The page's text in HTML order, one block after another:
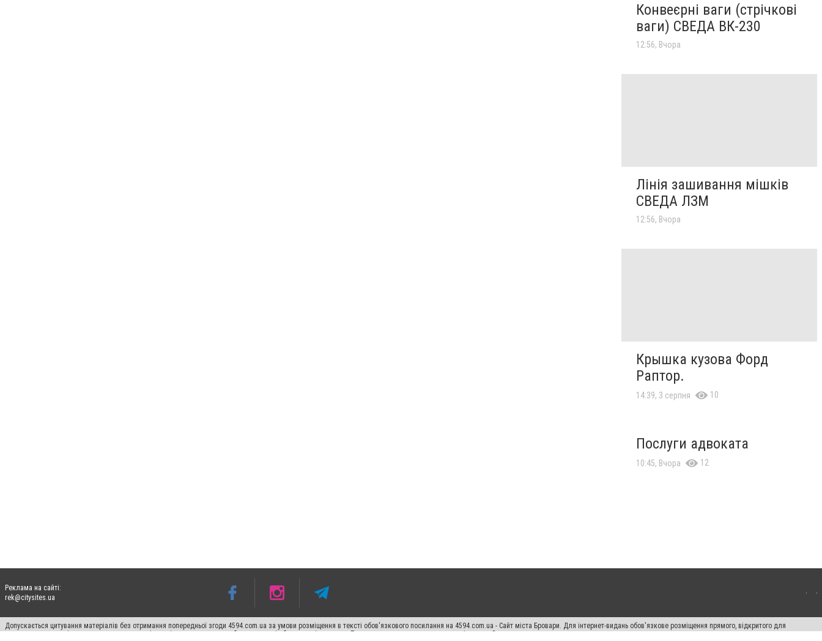
Конвеєрні ваги (стрічкові
ваги) СВЕДА ВК-230
12:56, Вчора
Лінія зашивання мішків
СВЕДА ЛЗМ
12:56, Вчора
Крышка кузова Форд
Раптор.
14:39, 3 серпня 10
Послуги адвоката
10:45, Вчора 12
Реклама на сайті:
rek@citysites.ua
Допускається цитування матеріалів без отримання попередньої згоди 4594.com.ua за умови розміщення в тексті обов'язкового посилання на 4594.com.ua - Сайт міста Бровари. Для інтернет-видань обов'язкове розміщення прямого, відкритого для
пошукових систем гіперпосилання на цитовані статті не нижче другого абзацу в тексті або в якості джерела. Порушення виняткових прав переслідується Законом.